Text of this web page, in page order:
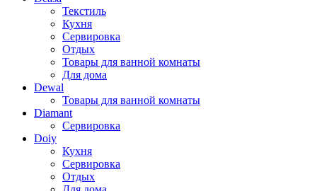
Текстиль
Кухня
Сервировка
Отдых
Товары для ванной комнаты
Для дома
Dewal
Товары для ванной комнаты
Diamant
Сервировка
Doiy
Кухня
Сервировка
Отдых